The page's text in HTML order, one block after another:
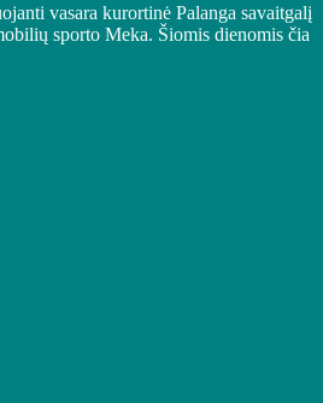
vasara kurortinė Palanga savaitgalį
sporto Meka. Šiomis dienomis čia